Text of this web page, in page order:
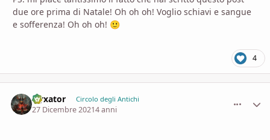
due ore prima di Natale! Oh oh oh! Voglio schiavi e sangue
e sofferenza! Oh oh oh! 🙂
4
Nyxator Circolo degli Antichi
27 Dicembre 20214 anni